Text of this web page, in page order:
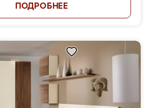
ПОДРОБНЕЕ